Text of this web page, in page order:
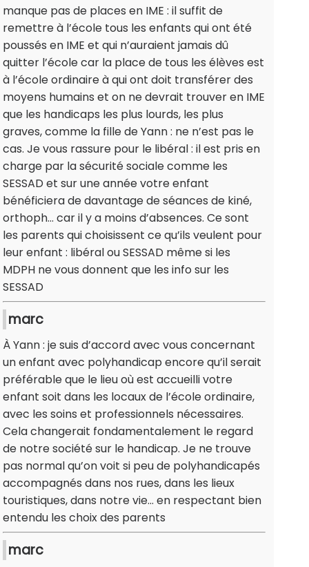
manque pas de places en IME : il suffit de
remettre à l’école tous les enfants qui ont été
poussés en IME et qui n’auraient jamais dû
quitter l’école car la place de tous les élèves est
à l’école ordinaire à qui ont doit transférer des
moyens humains et on ne devrait trouver en IME
que les handicaps les plus lourds, les plus
graves, comme la fille de Yann : ne n’est pas le
cas. Je vous rassure pour le libéral : il est pris en
charge par la sécurité sociale comme les
SESSAD et sur une année votre enfant
bénéficiera de davantage de séances de kiné,
orthoph… car il y a moins d’absences. Ce sont
les parents qui choisissent ce qu’ils veulent pour
leur enfant : libéral ou SESSAD même si les
MDPH ne vous donnent que les info sur les
SESSAD
marc
À Yann : je suis d’accord avec vous concernant
un enfant avec polyhandicap encore qu’il serait
préférable que le lieu où est accueilli votre
enfant soit dans les locaux de l’école ordinaire,
avec les soins et professionnels nécessaires.
Cela changerait fondamentalement le regard
de notre société sur le handicap. Je ne trouve
pas normal qu’on voit si peu de polyhandicapés
accompagnés dans nos rues, dans les lieux
touristiques, dans notre vie… en respectant bien
entendu les choix des parents
marc